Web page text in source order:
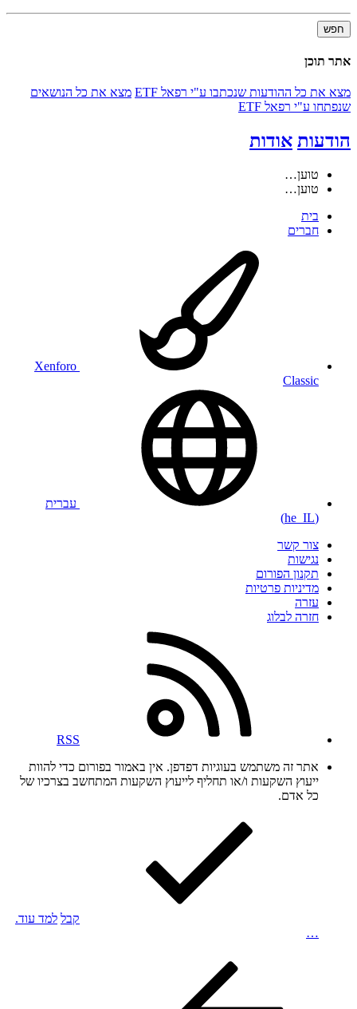
חפש
אתר תוכן
מצא את כל ההודעות שנכתבו ע"י רפאל ETF
מצא את כל הנושאים
שנפתחו ע"י רפאל ETF
הודעות אודות
טוען…
טוען…
בית
חברים
Xenforo
Classic
עברית
(he_IL)
צור קשר
נגישות
תקנון הפורום
מדיניות פרטיות
עזרה
חזרה לבלוג
RSS
אתר זה משתמש בעוגיות דפדפן. אין באמור בפורום כדי להוות
ייעוץ השקעות ו/או תחליף לייעוץ השקעות המתחשב בצרכיו של
כל אדם.
קבל למד עוד.
…